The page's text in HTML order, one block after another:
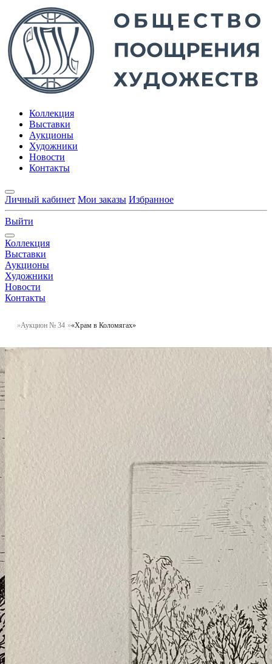
Коллекция
Выставки
Аукционы
Художники
Новости
Контакты
Личный кабинет Мои заказы Избранное
Выйти
Коллекция
Выставки
Аукционы
Художники
Новости
Контакты
Аукцион № 34 «Храм в Коломягах»